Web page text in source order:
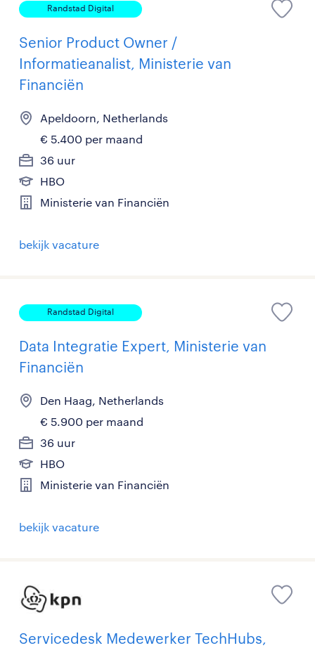
Randstad Digital
Senior Product Owner /
Informatieanalist, Ministerie van
Financiën
Apeldoorn, Netherlands
€ 5.400 per maand
36 uur
HBO
Ministerie van Financiën
bekijk vacature
Randstad Digital
Data Integratie Expert, Ministerie van
Financiën
Den Haag, Netherlands
€ 5.900 per maand
36 uur
HBO
Ministerie van Financiën
bekijk vacature
Servicedesk Medewerker TechHubs,